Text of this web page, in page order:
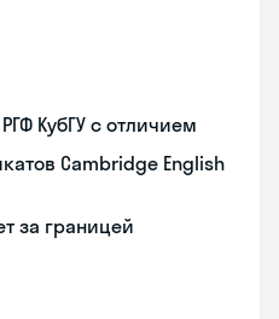
КубГУ с отличием
Cambridge English
за границей